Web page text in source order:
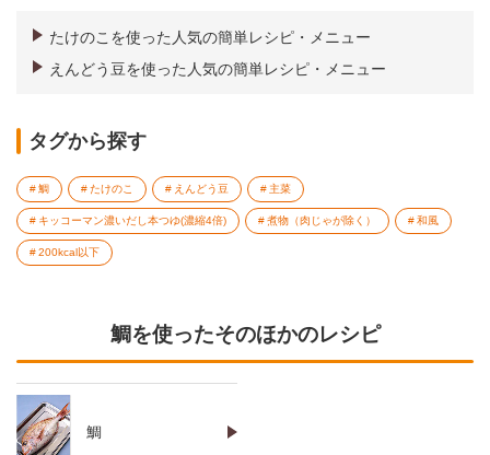
たけのこを使った人気の簡単レシピ・メニュー
えんどう豆を使った人気の簡単レシピ・メニュー
タグから探す
鯛 たけのこ えんどう豆 主菜
キッコーマン濃いだし本つゆ(濃縮4倍) 煮物（肉じゃが除く） 和風
200kcal以下
鯛を使ったそのほかのレシピ
鯛